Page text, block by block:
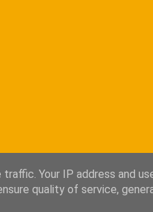
Your IP address and
quality of service,